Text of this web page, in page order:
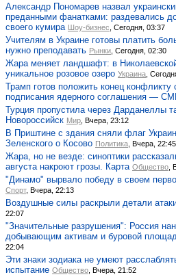
Александр Пономарев назвал
преданными фанатками: раздевались
своего кумира Шоу-бизнес , Сегодня, 03:37
Учителям в Украине готовы платить
нужно преподавать Рынки , Сегодня, 02:30
Жара меняет ландшафт: в
уникальное розовое озеро Украина ,
Трамп готов положить конец
подписания ядерного соглашения —
Турция пропустила через Дарданеллы
Новороссийск Мир , Вчера, 23:12
В Приштине с здания сняли флаг
Зеленского о Косово Политика , Вчера, 22:45
Жара, но не везде: синоптики
августа накроют грозы. Карта Общество ,
"Динамо" вырвало победу в своем
Спорт, Вчера, 22:13
Воздушные силы раскрыли детали
22:07
"Значительные разрушения": Россия
добывающим активам и буровой
22:04
Эти знаки зодиака не умеют
испытание Общество , Вчера, 21:52